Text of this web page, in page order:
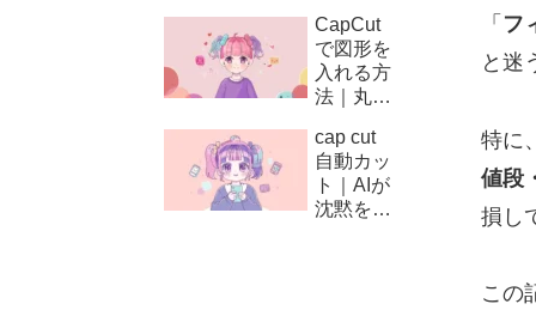
「 フ
と迷
特に
値段
損し
この
CapCut
で図形を
入れる方
法｜丸・
角の使い
方と編集
テクニッ
ク
cap cut
自動カッ
ト｜AIが
沈黙をカ